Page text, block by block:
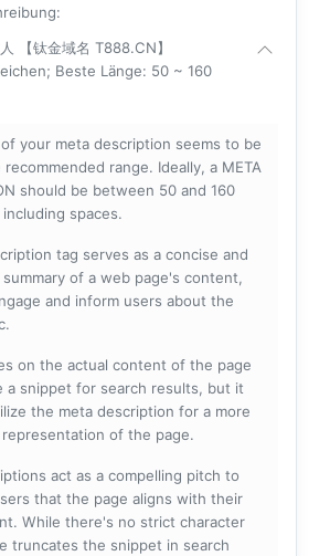
:
【钛金域名 T888.CN】
Beste Länge: 50 ~ 160
your meta description seems to be
range. Ideally, a META
should be between 50 and 160
spaces.
tag serves as a concise and
of a web page's content,
and inform users about the
on the actual content of the page
a snippet for search results, but it
the meta description for a more
of the page.
act as a compelling pitch to
that the page aligns with their
While there's no strict character
truncates the snippet in search